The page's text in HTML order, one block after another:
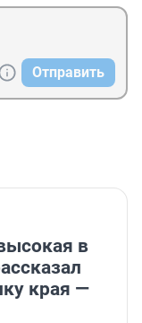
Отправить
в
края —